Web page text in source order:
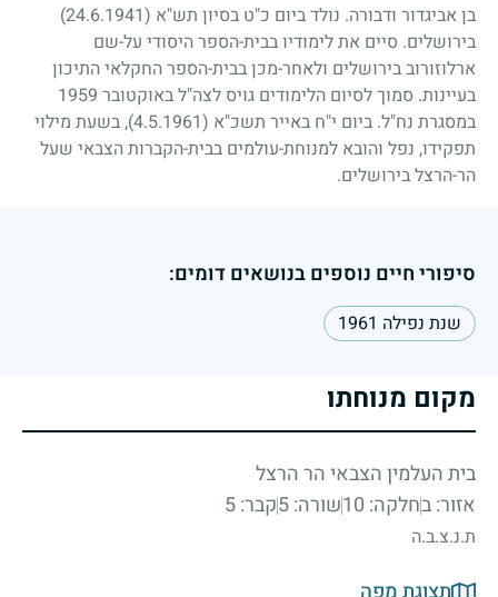
בן אביגדור ודבורה. נולד ביום כ"ט בסיון תש"א (24.6.1941)
בירושלים. סיים את לימודיו בבית-הספר היסודי על-שם
ארלוזורוב בירושלים ולאחר-מכן בבית-הספר החקלאי התיכון
בעיינות. סמוך לסיום הלימודים גויס לצה"ל באוקטובר 1959
במסגרת נח"ל. ביום י"ח באייר תשכ"א (4.5.1961)
, בשעת מילוי
תפקידו, נפל והובא למנוחת-עולמים בבית-הקברות הצבאי שעל
הר-הרצל בירושלים.
סיפורי חיים נוספים בנושאים דומים:
שנת נפילה 1961
מקום מנוחתו
בית העלמין הצבאי הר הרצל
אזור: בחלקה: 10 שורה: 5 קבר: 5
ת.נ.צ.ב.ה